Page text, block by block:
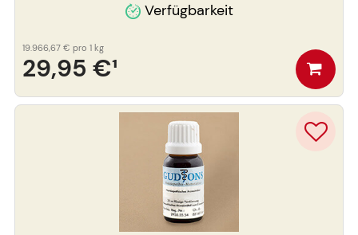
Verfügbarkeit
29,95 €¹
19.966,67 € pro 1 kg